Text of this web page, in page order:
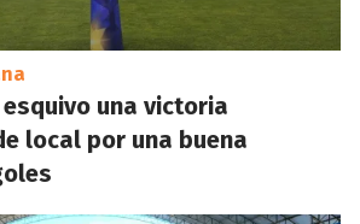
una victoria
local por una buena